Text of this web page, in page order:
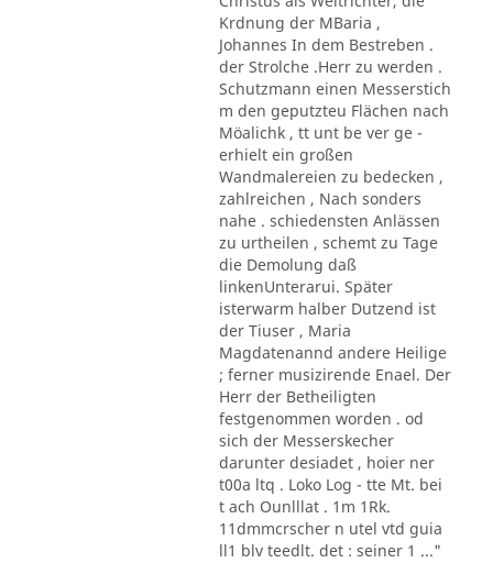
Krdnung der MBaria ,
Johannes In dem Bestreben .
der Strolche .Herr zu werden .
Schutzmann einen Messerstich
m den geputzteu Flächen nach
Möalichk , tt unt be ver ge -
erhielt ein großen
Wandmalereien zu bedecken ,
zahlreichen , Nach sonders
nahe . schiedensten Anlässen
zu urtheilen , schemt zu Tage
die Demolung daß
linkenUnterarui. Später
isterwarm halber Dutzend ist
der Tiuser , Maria
Magdatenannd andere Heilige
; ferner musizirende Enael. Der
Herr der Betheiligten
festgenommen worden . od
sich der Messerskecher
darunter desiadet , hoier ner
t00a ltq . Loko Log - tte Mt. bei
t ach Ounlllat . 1m 1Rk.
11dmmcrscher n utel vtd guia
ll1 blv teedlt. det : seiner 1 ..."